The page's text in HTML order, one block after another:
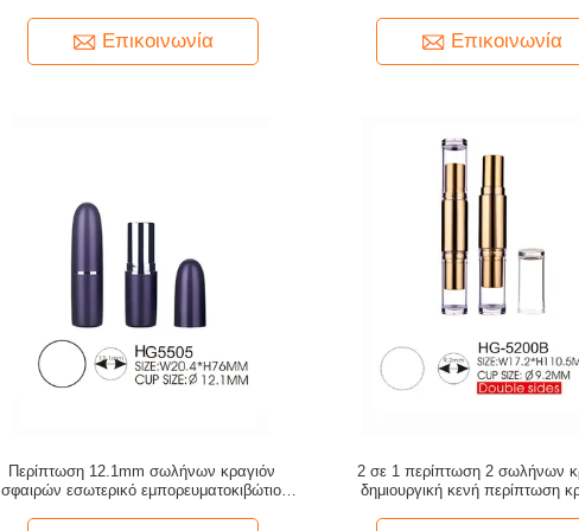
Επικοινωνία Επικοινωνία
Περίπτωση 12.1mm σωλήνων κραγιόν
σφαιρών εσωτερικό εμπορευματοκιβώτιο
2 σε 1 περίπτωση 2 σωλήνων
δημιουργική κενή περίπτωση